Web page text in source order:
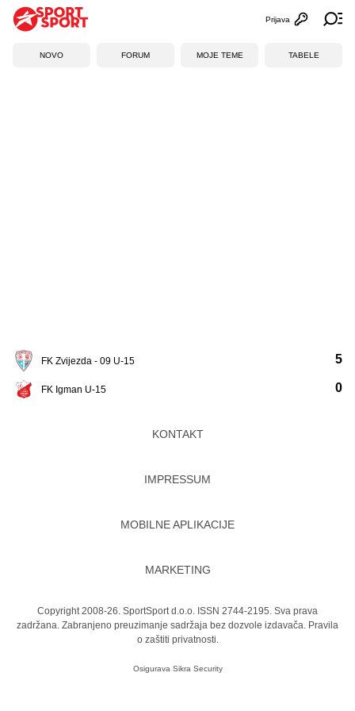
Otvori
Prijava
NOVO FORUM MOJE TEME TABELE
FK Zvijezda - 09 U-15
FK Igman U-15
5
0
KONTAKT
IMPRESSUM
MOBILNE APLIKACIJE
MARKETING
Copyright 2008-26. SportSport d.o.o. ISSN 2744-2195. Sva prava
zadržana. Zabranjeno preuzimanje sadržaja bez dozvole izdavača. Pravila
o zaštiti privatnosti.
Osigurava Sikra Security